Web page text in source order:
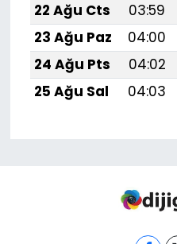
22 Ağu Cts
03:59
23 Ağu Paz
04:00
24 Ağu Pts
04:02
25 Ağu Sal
04:03